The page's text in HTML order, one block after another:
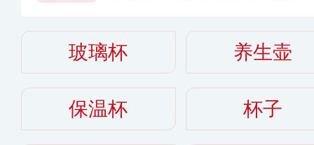
玻璃杯 养生壶
保温杯 杯子